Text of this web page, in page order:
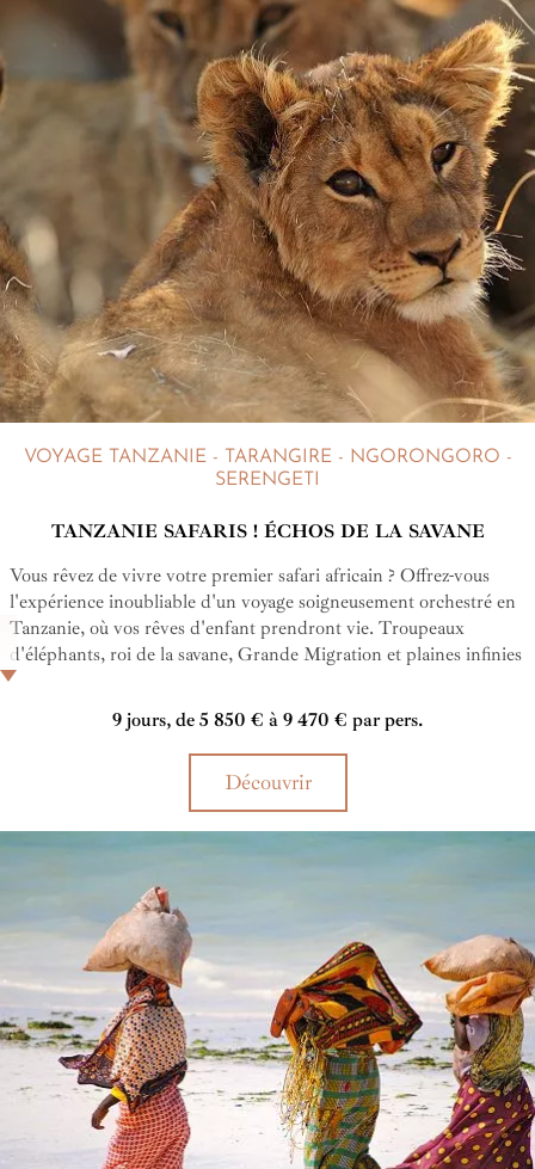
VOYAGE TANZANIE - TARANGIRE - NGORONGORO -
SERENGETI
TANZANIE SAFARIS ! ÉCHOS DE LA SAVANE
Vous rêvez de vivre votre premier safari africain ? Offrez-vous
l'expérience inoubliable d'un voyage soigneusement orchestré en
Tanzanie, où vos rêves d'enfant prendront vie. Troupeaux
d'éléphants, roi de la savane, Grande Migration et plaines infinies
se mêlent pour créer des moments magiques au cœur d'une
majestueuse Afrique de l'Est.
9 jours, de 5 850 € à 9 470 € par pers.
Découvrir